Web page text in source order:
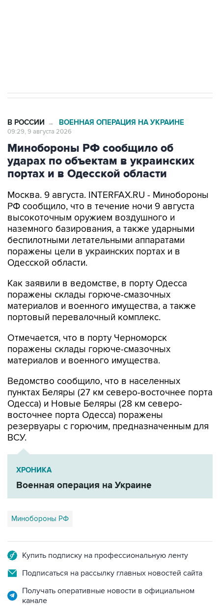
В РОССИИ → ВОЕННАЯ ОПЕРАЦИЯ НА УКРАИНЕ
09:29, 9 августа 2026
Минобороны РФ сообщило об
ударах по объектам в украинских
портах и в Одесской области
Москва. 9 августа. INTERFAX.RU - Минобороны
РФ сообщило, что в течение ночи 9 августа
высокоточным оружием воздушного и
наземного базирования, а также ударными
беспилотными летательными аппаратами
поражены цели в украинских портах и в
Одесской области.
Как заявили в ведомстве, в порту Одесса
поражены склады горюче-смазочных
материалов и военного имущества, а также
портовый перевалочный комплекс.
Отмечается, что в порту Черноморск
поражены склады горюче-смазочных
материалов и военного имущества.
Ведомство сообщило, что в населенных
пунктах Беляры (27 км северо-восточнее порта
Одесса) и Новые Беляры (28 км северо-
восточнее порта Одесса) поражены
резервуары с горючим, предназначенным для
ВСУ.
ХРОНИКА
Военная операция на Украине
Минобороны РФ
Купить подписку на профессиональную ленту
Подписаться на рассылку главных новостей сайта
Получать оперативные новости в официальном
канале